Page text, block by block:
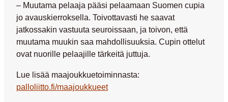
– Muutama pelaaja pääsi pelaamaan Suomen cupia
jo avauskierroksella. Toivottavasti he saavat
jatkossakin vastuuta seuroissaan, ja toivon, että
muutama muukin saa mahdollisuuksia. Cupin ottelut
ovat nuorille pelaajille tärkeitä juttuja.
Lue lisää maajoukkuetoiminnasta:
palloliitto.fi/maajoukkueet